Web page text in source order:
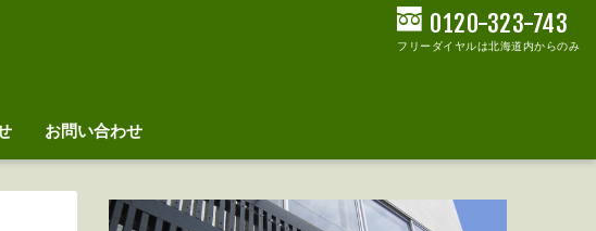
お問い合わせ
0120-323-743
フリーダイヤルは北海道内からのみ